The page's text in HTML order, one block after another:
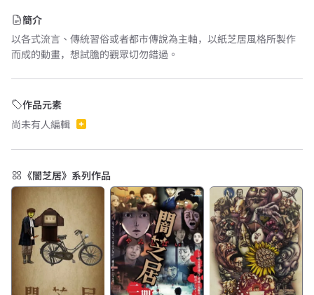
簡介
以各式流言、傳統習俗或者都市傳說為主軸，以紙芝居風格所製作
而成的動畫，想試膽的觀眾切勿錯過。
作品元素
尚未有人編輯
《闇芝居》系列作品